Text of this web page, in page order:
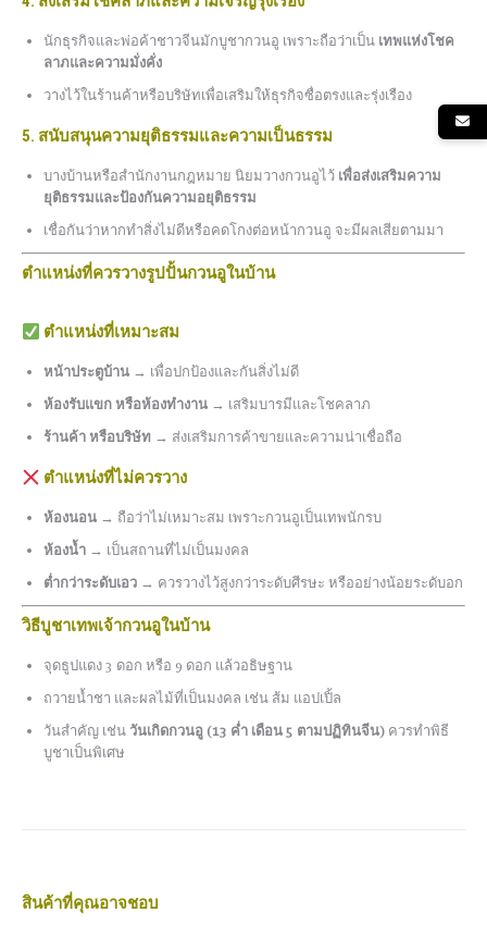
นักธุรกิจและพ่อค้าชาวจีนมักบูชากวนอู เพราะถือว่าเป็น เทพแห่งโชค
ลาภและความมั่งคั่ง
วางไว้ในร้านค้าหรือบริษัทเพื่อเสริมให้ธุรกิจซื่อตรงและรุ่งเรือง
5. สนับสนุนความยุติธรรมและความเป็นธรรม
บางบ้านหรือสำนักงานกฎหมาย นิยมวางกวนอูไว้ เพื่อส่งเสริมความ
ยุติธรรมและป้องกันความอยุติธรรม
เชื่อกันว่าหากทำสิ่งไม่ดีหรือคดโกงต่อหน้ากวนอู จะมีผลเสียตามมา
ตำแหน่งที่ควรวางรูปปั้นกวนอูในบ้าน
ตำแหน่งที่เหมาะสม
หน้าประตูบ้าน → เพื่อปกป้องและกันสิ่งไม่ดี
ห้องรับแขก หรือห้องทำงาน → เสริมบารมีและโชคลาภ
ร้านค้า หรือบริษัท → ส่งเสริมการค้าขายและความน่าเชื่อถือ
ตำแหน่งที่ไม่ควรวาง
ห้องนอน → ถือว่าไม่เหมาะสม เพราะกวนอูเป็นเทพนักรบ
ห้องน้ำ → เป็นสถานที่ไม่เป็นมงคล
ต่ำกว่าระดับเอว → ควรวางไว้สูงกว่าระดับศีรษะ หรืออย่างน้อยระดับอก
วิธีบูชาเทพเจ้ากวนอูในบ้าน
จุดธูปแดง 3 ดอก หรือ 9 ดอก แล้วอธิษฐาน
ถวายน้ำชา และผลไม้ที่เป็นมงคล เช่น ส้ม แอปเปิ้ล
วันสำคัญ เช่น วันเกิดกวนอู (13 ค่ำ เดือน 5 ตามปฏิทินจีน) ควรทำพิธี
บูชาเป็นพิเศษ
สินค้าที่คุณอาจชอบ